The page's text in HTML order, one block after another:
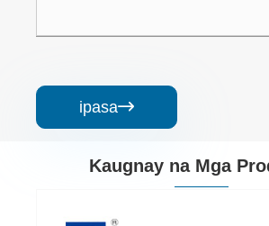
ipasa
Kaugnay na Mga